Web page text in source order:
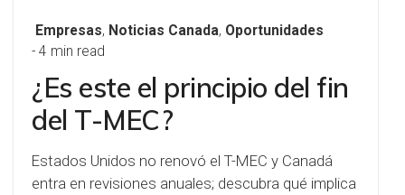
Empresas, Noticias Canada, Oportunidades
- 4 min read
¿Es este el principio del fin
del T-MEC?
Estados Unidos no renovó el T-MEC y Canadá
entra en revisiones anuales; descubra qué implica